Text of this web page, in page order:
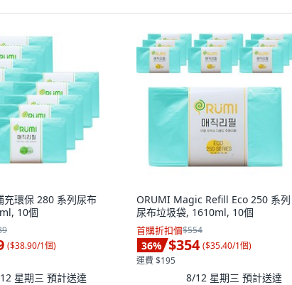
環保 280 系列尿布
10個
($38.90/1個)
星期三 預計送達
ORUMI Magic Refill Eco 250 系列
尿布垃圾袋, 1610ml, 10個
首購折扣價$554
36% $354 ($35.40/1個)
運費 $195
8/12 星期三 預計送達